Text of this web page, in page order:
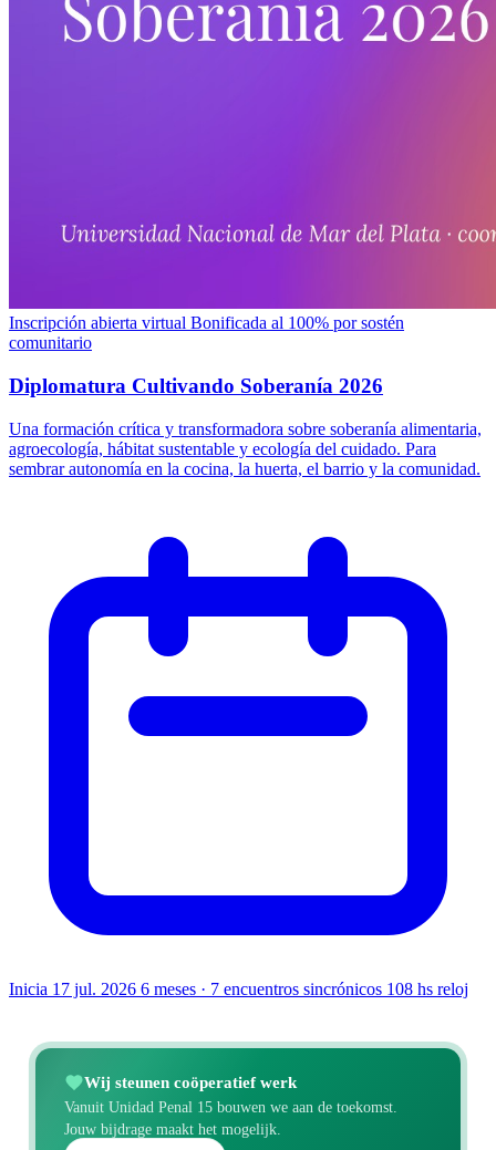
Inscripción abierta virtual Bonificada al 100% por sostén
comunitario
Diplomatura Cultivando Soberanía 2026
Una formación crítica y transformadora sobre soberanía alimentaria,
agroecología, hábitat sustentable y ecología del cuidado. Para
sembrar autonomía en la cocina, la huerta, el barrio y la comunidad.
Inicia 17 jul. 2026 6 meses · 7 encuentros sincrónicos 108 hs reloj
Wij steunen coöperatief werk
Vanuit Unidad Penal 15 bouwen we aan de toekomst.
Jouw bijdrage maakt het mogelijk.